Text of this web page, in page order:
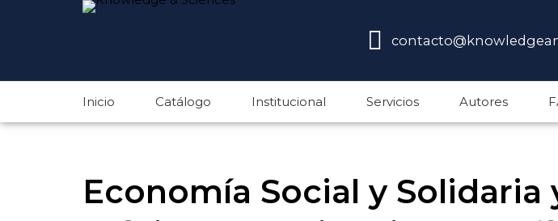
Inicio Catálogo Institucional Servicios Autores
Economía Social y